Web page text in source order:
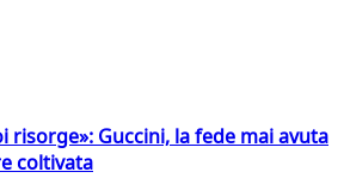
risorge»: Guccini, la fede mai avuta
coltivata